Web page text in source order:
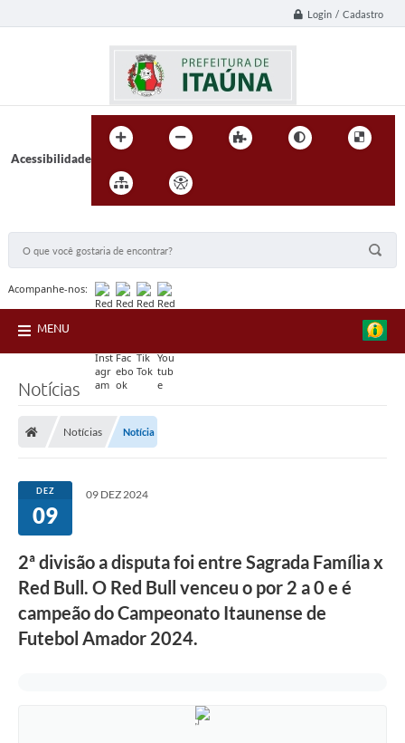
Login / Cadastro
Acessibilidade
Acompanhe-nos:
MENU
Notícias
Notícias Notícia
DEZ
09
09 DEZ 2024
2ª divisão a disputa foi entre Sagrada Família x
Red Bull. O Red Bull venceu o por 2 a 0 e é
campeão do Campeonato Itaunense de
Futebol Amador 2024.